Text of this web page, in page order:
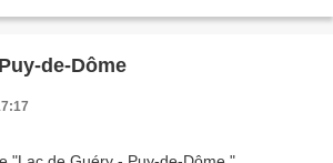
Lac de Guéry - Puy-de-Dôme